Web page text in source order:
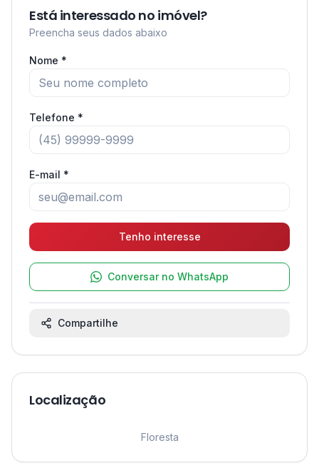
Está interessado no imóvel?
Preencha seus dados abaixo
Nome *
Telefone *
E-mail *
Tenho interesse
Conversar no WhatsApp
Compartilhe
Localização
Floresta